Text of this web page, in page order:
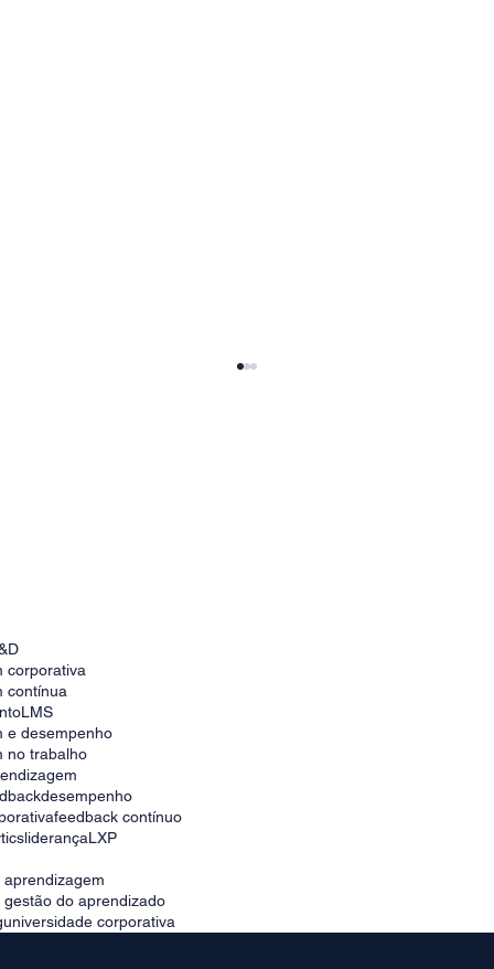
corporativa
contínua
LMS
e desempenho
no trabalho
desempenho
feedback contínuo
liderançaLXP
do aprendizado
universidade corporativa